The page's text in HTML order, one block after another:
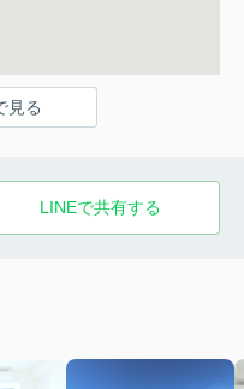
見る
LINEで共有する